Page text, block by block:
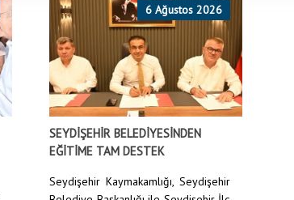
6 Ağustos 2026
SEYDİŞEHİR BELEDİYESİNDEN
EĞİTİME TAM DESTEK
Seydişehir Kaymakamlığı, Seydişehir